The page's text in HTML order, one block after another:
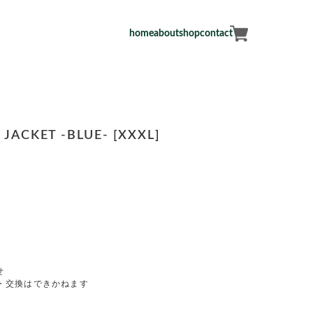
homeaboutshopcontact
-BLUE- [XXXL]
交換はできかねます